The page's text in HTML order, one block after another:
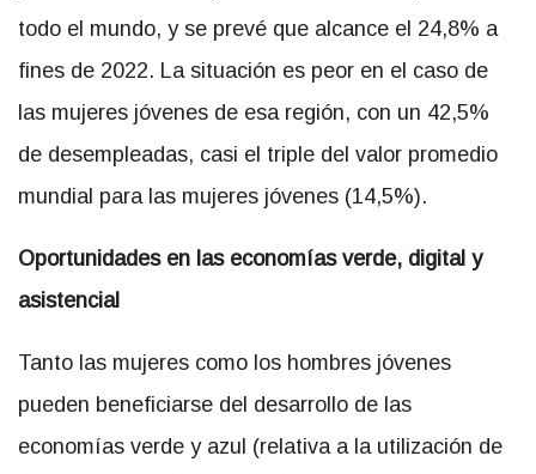
todo el mundo, y se prevé que alcance el 24,8% a
fines de 2022. La situación es peor en el caso de
las mujeres jóvenes de esa región, con un 42,5%
de desempleadas, casi el triple del valor promedio
mundial para las mujeres jóvenes (14,5%).
Oportunidades en las economías verde, digital y
asistencial
Tanto las mujeres como los hombres jóvenes
pueden beneficiarse del desarrollo de las
economías verde y azul (relativa a la utilización de